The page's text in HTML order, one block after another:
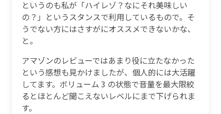
というのも私が「ハイレゾ？なにそれ美味しい
の？」というスタンスで利用しているもので。そ
うでない方にはさすがにオススメできないかな、
と。
アマゾンのレビューではあまり役に立たなかった
という感想も見かけましたが、個人的には大活躍
してます。ボリューム 3 の状態で音量を最大限絞
るとほとんど聞こえないレベルにまで下げられま
す。